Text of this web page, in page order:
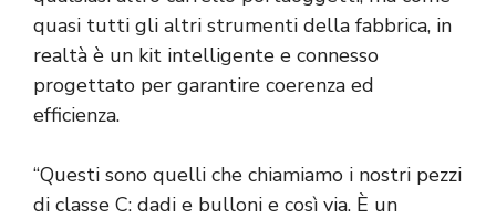
quasi tutti gli altri strumenti della fabbrica, in
realtà è un kit intelligente e connesso
progettato per garantire coerenza ed
efficienza.
“Questi sono quelli che chiamiamo i nostri pezzi
di classe C: dadi e bulloni e così via. È un